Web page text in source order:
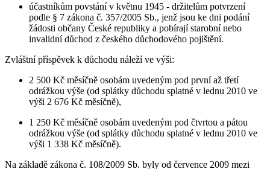
účastníkům povstání v květnu 1945 - držitelům potvrzení
podle § 7 zákona č. 357/2005 Sb., jenž jsou ke dni podání
žádosti občany České republiky a pobírají starobní nebo
invalidní důchod z českého důchodového pojištění.
Zvláštní příspěvek k důchodu náleží ve výši:
2 500 Kč měsíčně osobám uvedeným pod první až třetí
odrážkou výše (od splátky důchodu splatné v lednu 2010 ve
výši 2 676 Kč měsíčně),
1 250 Kč měsíčně osobám uvedeným pod čtvrtou a pátou
odrážkou výše (od splátky důchodu splatné v lednu 2010 ve
výši 1 338 Kč měsíčně).
Na základě zákona č. 108/2009 Sb. byly od července 2009 mezi